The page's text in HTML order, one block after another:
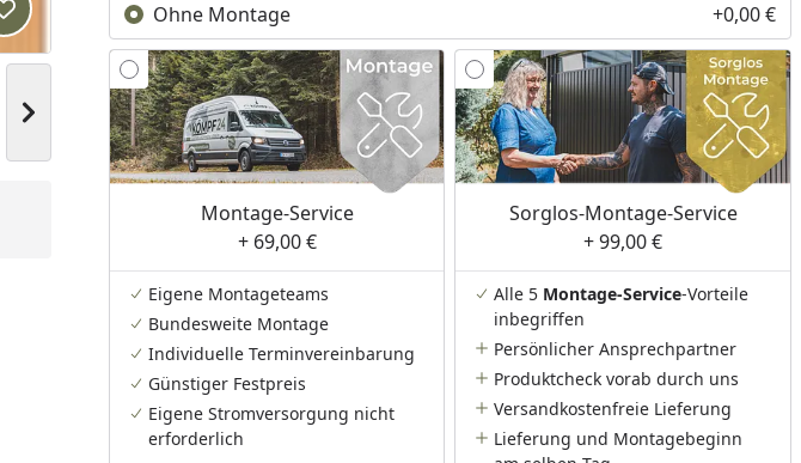
Nächstes Bild anzeigen
Produkt zur Wunschliste hinzufügen
Ohne Montage +0,00 €
Montage-Service
+ 69,00 €
Eigene Montageteams
Bundesweite Montage
Individuelle Terminvereinbarung
Günstiger Festpreis
Eigene Stromversorgung nicht
erforderlich
Sorglos-Montage-Service
+ 99,00 €
Alle 5 Montage-Service-Vorteile
inbegriffen
Persönlicher Ansprechpartner
Produktcheck vorab durch uns
Versandkostenfreie Lieferung
Lieferung und Montagebeginn